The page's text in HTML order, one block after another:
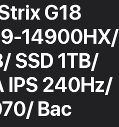
G18
14900HX/
SSD 1TB/
IPS 240Hz/
Bac